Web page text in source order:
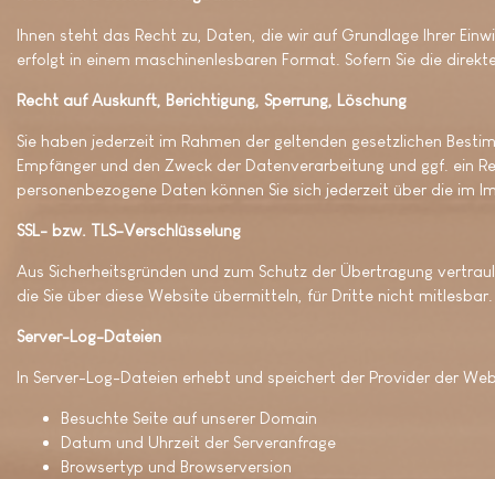
Ihnen steht das Recht zu, Daten, die wir auf Grundlage Ihrer
erfolgt in einem maschinenlesbaren Format. Sofern Sie die
Recht auf Auskunft, Berichtigung, Sperrung, Löschung
Sie haben jederzeit im Rahmen der geltenden gesetzlichen
Empfänger und den Zweck der Datenverarbeitung und ggf. ein
personenbezogene Daten können Sie sich jederzeit über die im
SSL- bzw. TLS-Verschlüsselung
Aus Sicherheitsgründen und zum Schutz der Übertragung
die Sie über diese Website übermitteln, für Dritte nicht mitlesbar.
Server-Log-Dateien
In Server-Log-Dateien erhebt und speichert der Provider der
Besuchte Seite auf unserer Domain
Datum und Uhrzeit der Serveranfrage
Browsertyp und Browserversion